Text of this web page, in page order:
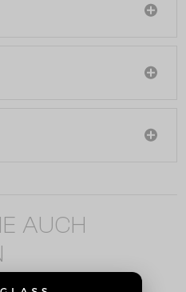
AUCH